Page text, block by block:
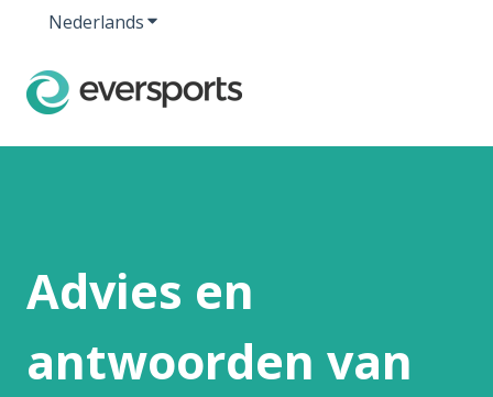
NederlandsSubmenu tonen voor vertalingen
Advies en
antwoorden van